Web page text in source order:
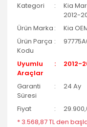
Kategori Kia
2012-
Ürün Marka
Kia
Ürün Parça
Kodu
Uyumlu
Araçlar
2012-
Garanti
Süresi
24 Ay
Fiyat
* 3.568,87 TL den